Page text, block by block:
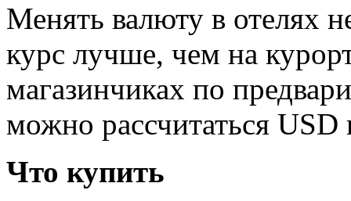
Менять валюту в отелях
курс лучше, чем на
магазинчиках по
можно рассчитаться
Что купить